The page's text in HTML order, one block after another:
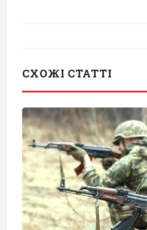
СХОЖІ СТАТТІ